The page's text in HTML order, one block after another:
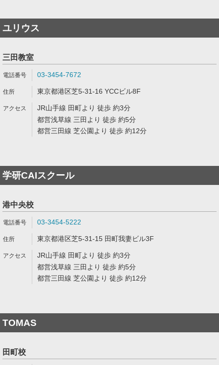
ユリウス
三田教室
03-3454-7672
東京都港区芝5-31-16 YCCビル8F
JR山手線 田町より 徒歩 約3分
都営浅草線 三田より 徒歩 約5分
都営三田線 芝公園より 徒歩 約12分
学研CAIスクール
港中央校
03-3454-5222
東京都港区芝5-31-15 田町我妻ビル3F
JR山手線 田町より 徒歩 約3分
都営浅草線 三田より 徒歩 約5分
都営三田線 芝公園より 徒歩 約12分
TOMAS
田町校